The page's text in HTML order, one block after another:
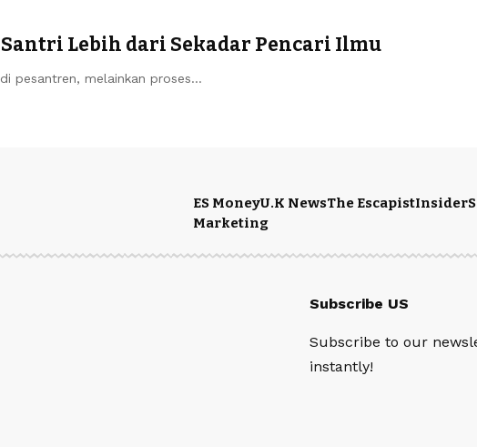
Lebih dari Sekadar Pencari Ilmu
pesantren, melainkan proses…
ES MoneyU.K NewsThe EscapistInsider
Marketing
Subscribe US
Subscribe to our
instantly!